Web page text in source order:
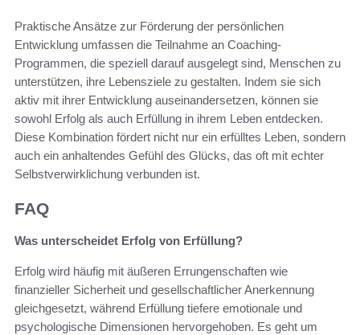
Praktische Ansätze zur Förderung der persönlichen
Entwicklung umfassen die Teilnahme an Coaching-
Programmen, die speziell darauf ausgelegt sind, Menschen zu
unterstützen, ihre Lebensziele zu gestalten. Indem sie sich
aktiv mit ihrer Entwicklung auseinandersetzen, können sie
sowohl Erfolg als auch Erfüllung in ihrem Leben entdecken.
Diese Kombination fördert nicht nur ein erfülltes Leben, sondern
auch ein anhaltendes Gefühl des Glücks, das oft mit echter
Selbstverwirklichung verbunden ist.
FAQ
Was unterscheidet Erfolg von Erfüllung?
Erfolg wird häufig mit äußeren Errungenschaften wie
finanzieller Sicherheit und gesellschaftlicher Anerkennung
gleichgesetzt, während Erfüllung tiefere emotionale und
psychologische Dimensionen hervorgehoben. Es geht um